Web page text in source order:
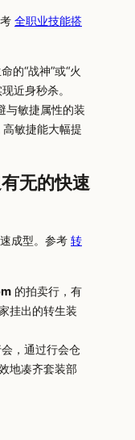
全职业技能搭
的“战神”或“火
近身秒杀。
与敏捷属性的装
高敏捷能大幅提
无的快速
成型。参考 转
的拍卖行，有
挂出的转生装
，通过行会仓
地凑齐套装部